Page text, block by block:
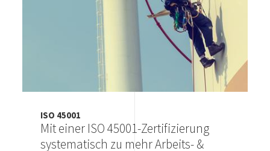
ISO 45001
Mit einer ISO 45001-Zertifizierung
systematisch zu mehr Arbeits- &